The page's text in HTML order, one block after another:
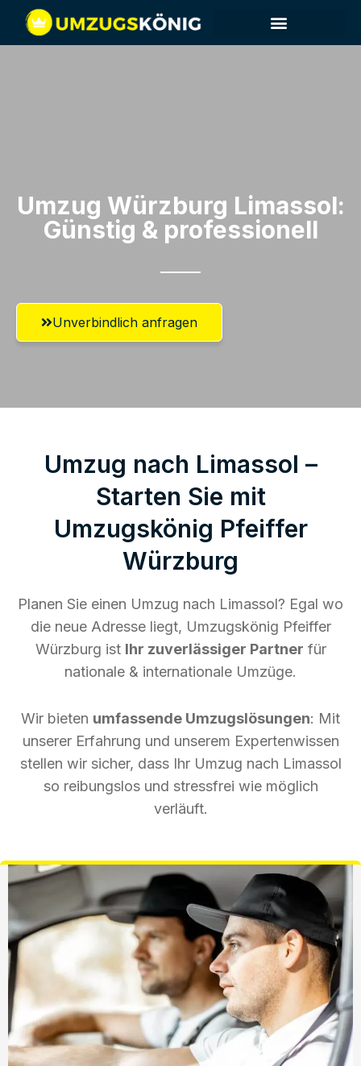
Umzug Würzburg​ Limassol:
Günstig & professionell​
Unverbindlich anfragen
Umzug nach Limassol –
Starten Sie mit
Umzugskönig Pfeiffer
Würzburg
Planen Sie einen Umzug nach Limassol? Egal wo
die neue Adresse liegt, Umzugskönig Pfeiffer
Würzburg ist Ihr zuverlässiger Partner für
nationale & internationale Umzüge.
Wir bieten umfassende Umzugslösungen: Mit
unserer Erfahrung und unserem Expertenwissen
stellen wir sicher, dass Ihr Umzug nach Limassol
so reibungslos und stressfrei wie möglich
verläuft.